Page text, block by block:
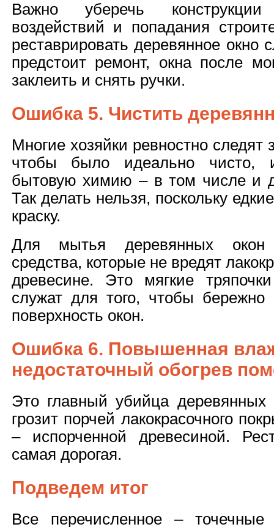
Важно уберечь
воздействий и попадания
реставрировать деревянное окно
предстоит ремонт, окна после
заклеить и снять ручки.
Ошибка 5. Чистить
Многие хозяйки ревностно
чтобы было идеально чисто,
бытовую химию – в том числе и
Так делать нельзя, поскольку
краску.
Для мытья деревянных окон
средства, которые не вредят
древесине. Это мягкие
служат для того, чтобы бережно
поверхность окон.
Ошибка 6. Повышенная
недостаточный обогрев
Это главный убийца деревянных
грозит порчей лакокрасочного
– испорченной древесиной.
самая дорогая.
Подведем итог
Все перечисленное – точечные